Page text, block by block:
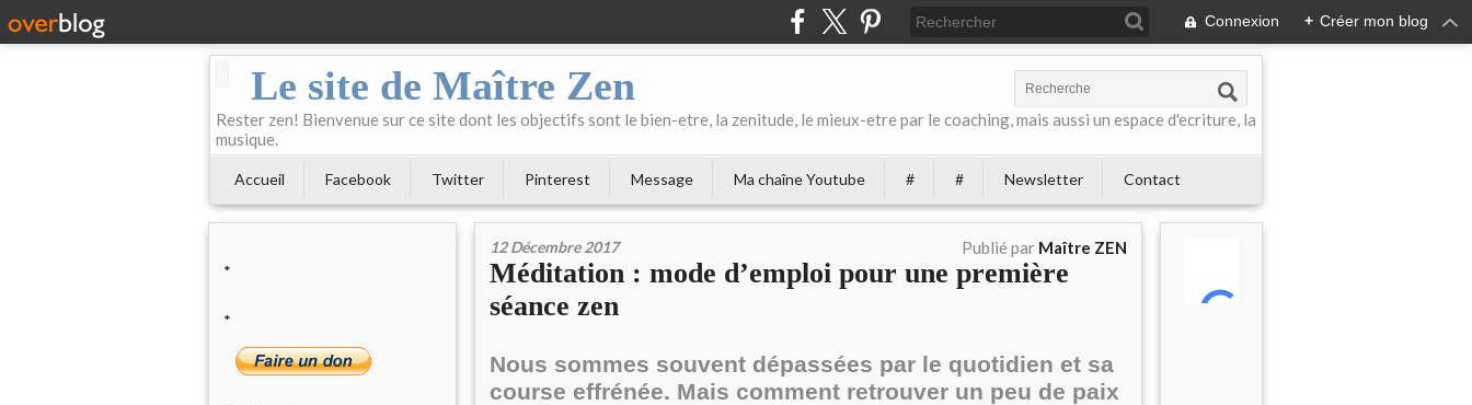
Connexion + Créer mon blog
Le site de Maître Zen
Rester zen! Bienvenue sur ce site dont les objectifs sont le bien-etre, la zenitude, le mieux-etre par le coaching, mais aussi un espace d'ecriture, la
musique.
Accueil Facebook Twitter Pinterest Message Ma chaîne Youtube # # Newsletter Contact
*
*
12 Décembre 2017 Publié par Maître ZEN
Méditation : mode d’emploi pour une première
séance zen
Nous sommes souvent dépassées par le quotidien et sa
course effrénée. Mais comment retrouver un peu de paix